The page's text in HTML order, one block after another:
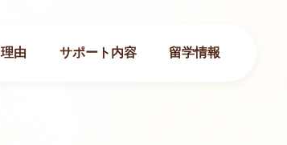
由 サポート内容 留学情報